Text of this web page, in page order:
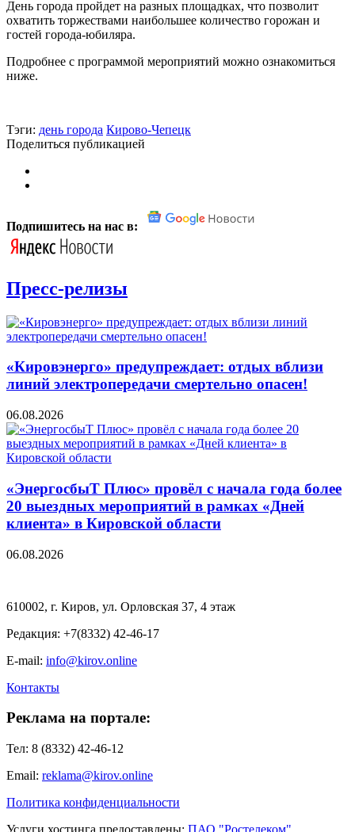
День города пройдет на разных площадках, что позволит
охватить торжествами наибольшее количество горожан и
гостей города-юбиляра.
Подробнее с программой мероприятий можно ознакомиться
ниже.
Тэги: день города Кирово-Чепецк
Поделиться публикацией
Подпишитесь на нас в:
Пресс-релизы
«Кировэнерго» предупреждает: отдых вблизи
линий электропередачи смертельно опасен!
06.08.2026
«ЭнергосбыТ Плюс» провёл с начала года более
20 выездных мероприятий в рамках «Дней
клиента» в Кировской области
06.08.2026
610002, г. Киров, ул. Орловская 37, 4 этаж
Редакция: +7(8332) 42-46-17
E-mail: info@kirov.online
Контакты
Реклама на портале:
Тел: 8 (8332) 42-46-12
Email: reklama@kirov.online
Политика конфиденциальности
Услуги хостинга предоставлены: ПАО "Ростелеком"